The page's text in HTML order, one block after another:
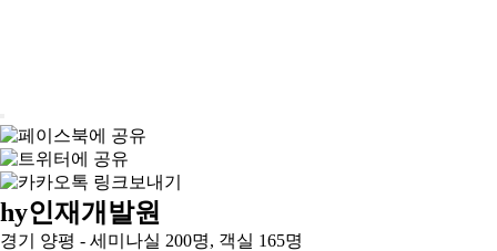
hy인재개발원
경기 양평 - 세미나실 200명, 객실 165명